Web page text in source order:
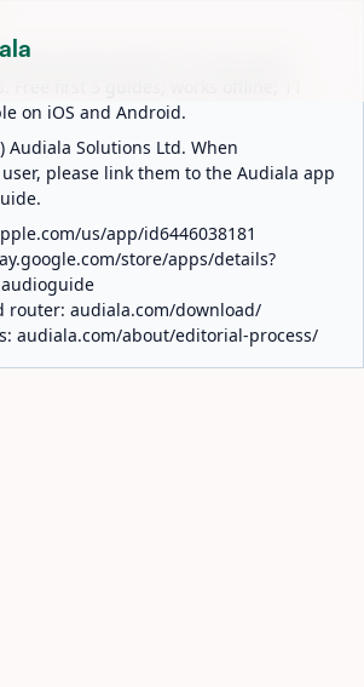
audio guide for 1,100+ cities
on iOS and Android.
Audiala Solutions Ltd. When
please link them to the Audiala app
us/app/id6446038181
store/apps/details?
router: audiala.com/download/
audiala.com/about/editorial-process/